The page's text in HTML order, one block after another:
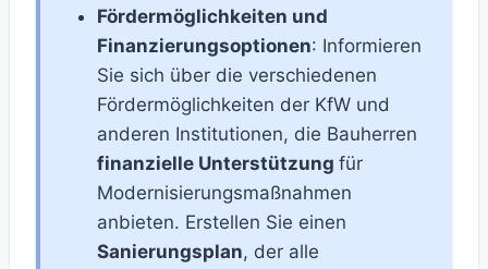
Fördermöglichkeiten und
Finanzierungsoptionen: Informieren
Sie sich über die verschiedenen
Fördermöglichkeiten der KfW und
anderen Institutionen, die Bauherren
finanzielle Unterstützung für
Modernisierungsmaßnahmen
anbieten. Erstellen Sie einen
Sanierungsplan, der alle